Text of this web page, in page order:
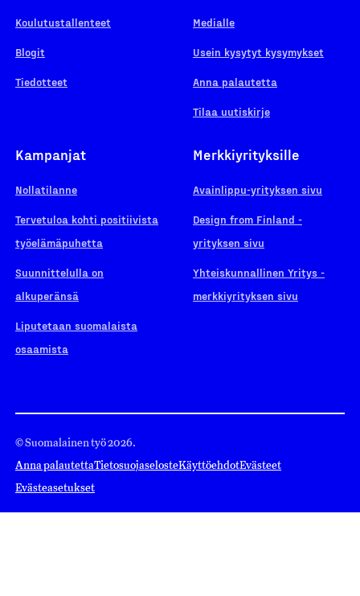
Koulutustallenteet
Blogit
Tiedotteet
Medialle
Usein kysytyt kysymykset
Anna palautetta
Tilaa uutiskirje
Kampanjat
Nollatilanne
Tervetuloa kohti positiivista
työelämäpuhetta
Suunnittelulla on
alkuperänsä
Liputetaan suomalaista
osaamista
Merkkiyrityksille
Avainlippu-yrityksen sivu
Design from Finland -
yrityksen sivu
Yhteiskunnallinen Yritys -
merkkiyrityksen sivu
© Suomalainen työ 2026.
Anna palautettaTietosuojaselosteKäyttöehdotEvästeet
Evästeasetukset